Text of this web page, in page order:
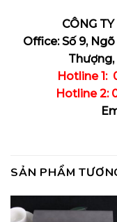
CÔNG
Office: Số 9,
Thượng,
Hotline 1:
Hotline 2:
SẢN PHẨM